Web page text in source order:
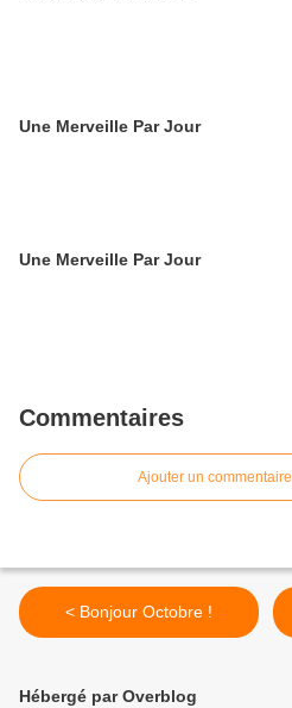
Une Merveille Par Jour
Une Merveille Par Jour
Commentaires
Ajouter un commentaire
< Bonjour Octobre !
Hébergé par Overblog